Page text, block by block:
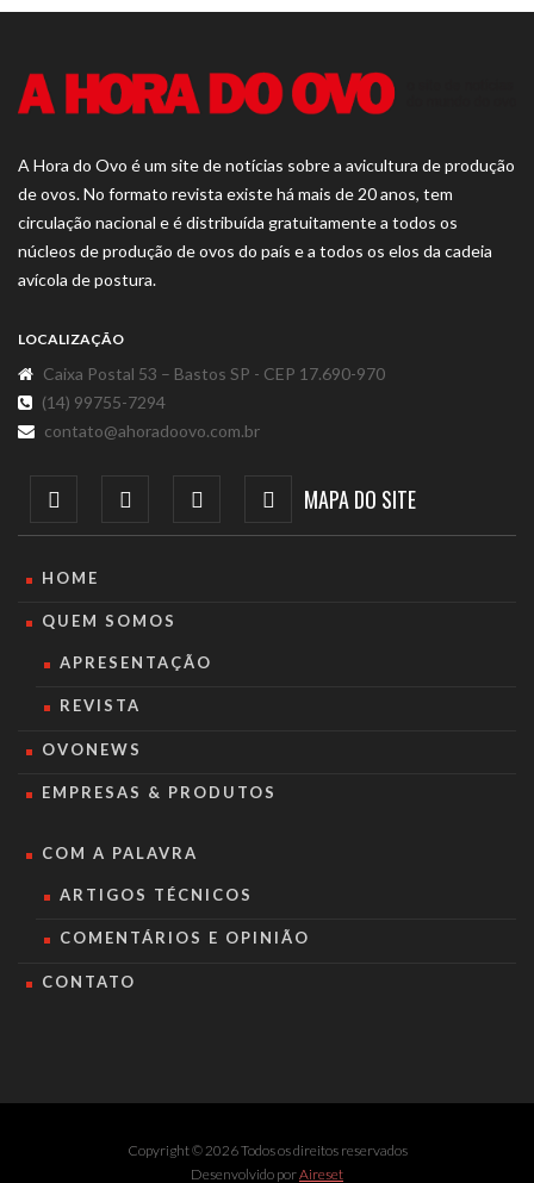
A Hora do Ovo é um site de notícias sobre a avicultura de produção
de ovos. No formato revista existe há mais de 20 anos, tem
circulação nacional e é distribuída gratuitamente a todos os
núcleos de produção de ovos do país e a todos os elos da cadeia
avícola de postura.
LOCALIZAÇÃO
Caixa Postal 53 – Bastos SP - CEP 17.690-970
(14) 99755-7294
contato@ahoradoovo.com.br
MAPA DO SITE
HOME
QUEM SOMOS
APRESENTAÇÃO
REVISTA
OVONEWS
EMPRESAS & PRODUTOS
COM A PALAVRA
ARTIGOS TÉCNICOS
COMENTÁRIOS E OPINIÃO
CONTATO
Copyright © 2026 Todos os direitos reservados
Desenvolvido porAireset